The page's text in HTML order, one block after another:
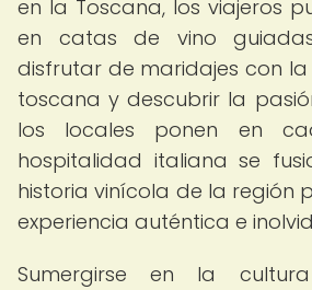
en la Toscana, los viajeros
en catas de vino
disfrutar de maridajes con
toscana y descubrir la
los locales ponen en
hospitalidad italiana se
historia vinícola de la región
experiencia auténtica e
Sumergirse en la